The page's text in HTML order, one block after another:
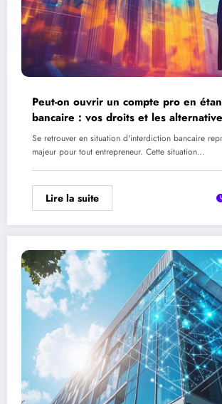
Peut-on ouvrir un compte pro en
bancaire : vos droits et les
Se retrouver en situation d'interdiction bancaire
majeur pour tout entrepreneur. Cette situation…
Lire la suite